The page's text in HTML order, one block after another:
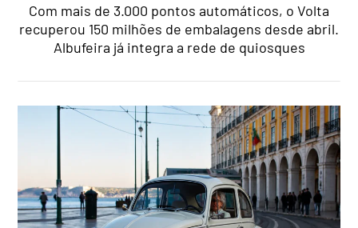
Com mais de 3.000 pontos automáticos, o Volta
recuperou 150 milhões de embalagens desde abril.
Albufeira já integra a rede de quiosques